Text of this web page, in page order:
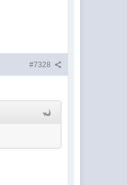
#7328